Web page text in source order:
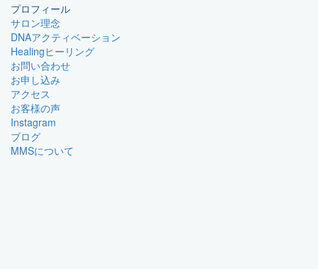
プロフィール
サロン理念
DNAアクティベーション
Healingヒーリング
お問い合わせ
お申し込み
アクセス
お客様の声
Instagram
ブログ
MMSについて